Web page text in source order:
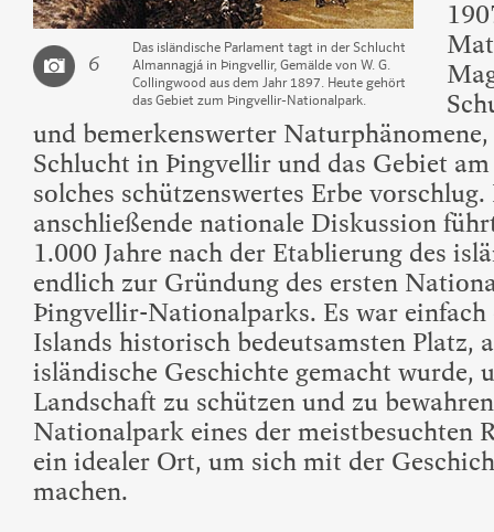
6
Das isländische Parlament tagt in der Schlucht
Almannagjá in Þingvellir, Gemälde von W. G.
Collingwood aus dem Jahr 1897. Heute gehört
das Gebiet zum Þingvellir-Nationalpark.
und bemerkenswerter
Schlucht in Þingvellir und das Gebiet
solches schützenswertes Erbe
anschließende nationale Diskussion
1.000 Jahre nach der Etablierung des
endlich zur Gründung des ersten
Þingvellir-Nationalparks. Es war einfach
Islands historisch bedeutsamsten Platz,
isländische Geschichte gemacht wurde,
Landschaft zu schützen und zu
Nationalpark eines der meistbesuchten
ein idealer Ort, um sich mit der
machen.